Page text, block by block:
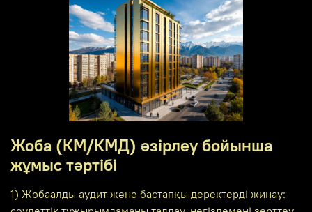
Жоба (КМ/КМД) әзірлеу бойынша
жұмыс тәртібі
1) Жобаалды аудит және бастапқы деректерді жинау: